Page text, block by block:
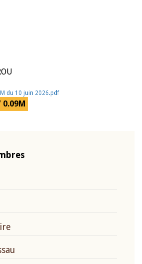
du 10 juin 2026.pdf